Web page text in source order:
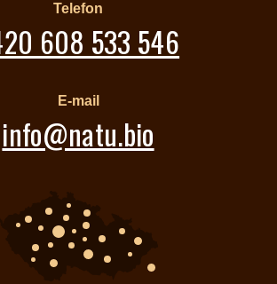
Telefon
608 533 546
E-mail
info@natu.bio